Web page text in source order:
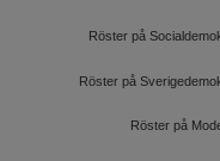
Röster på
Röster på
Röster på